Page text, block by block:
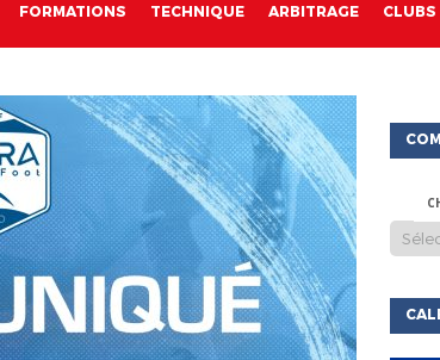
FORMATIONS TECHNIQUE ARBITRAGE CLUBS